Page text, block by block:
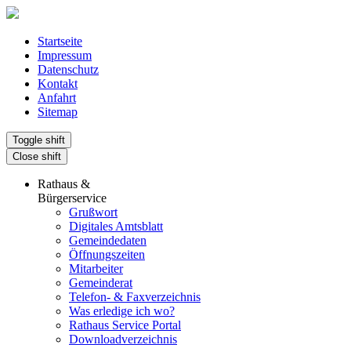
Startseite
Impressum
Datenschutz
Kontakt
Anfahrt
Sitemap
Toggle shift
Close shift
Rathaus &
Bürgerservice
Grußwort
Digitales Amtsblatt
Gemeindedaten
Öffnungszeiten
Mitarbeiter
Gemeinderat
Telefon- & Faxverzeichnis
Was erledige ich wo?
Rathaus Service Portal
Downloadverzeichnis